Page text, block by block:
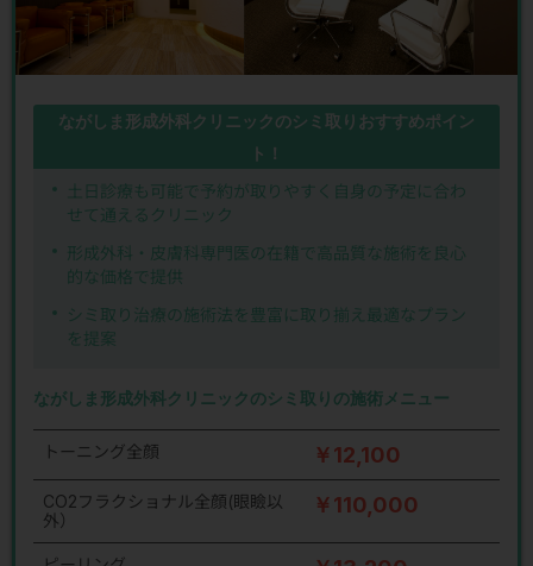
ながしま形成外科クリニックのシミ取りおすすめポイン
ト！
土日診療も可能で予約が取りやすく自身の予定に合わ
せて通えるクリニック
形成外科・皮膚科専門医の在籍で高品質な施術を良心
的な価格で提供
シミ取り治療の施術法を豊富に取り揃え最適なプラン
を提案
ながしま形成外科クリニックのシミ取りの施術メニュー
トーニング全顔 ￥12,100
CO2フラクショナル全顔(眼瞼以
外）
￥110,000